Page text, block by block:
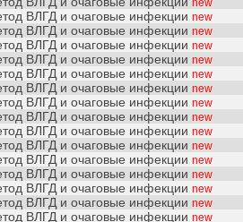
new
ВЛГД и очаговые инфекции new
ВЛГД и очаговые инфекции new
ВЛГД и очаговые инфекции new
ВЛГД и очаговые инфекции new
ВЛГД и очаговые инфекции new
ВЛГД и очаговые инфекции new
ВЛГД и очаговые инфекции new
ВЛГД и очаговые инфекции new
ВЛГД и очаговые инфекции new
ВЛГД и очаговые инфекции new
ВЛГД и очаговые инфекции new
ВЛГД и очаговые инфекции new
ВЛГД и очаговые инфекции new
ВЛГД и очаговые инфекции new
ВЛГД и очаговые инфекции new